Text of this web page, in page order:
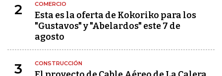
2 COMERCIO
Esta es la oferta de Kokoriko para los
"Gustavos" y "Abelardos" este 7 de
agosto
3 CONSTRUCCIÓN